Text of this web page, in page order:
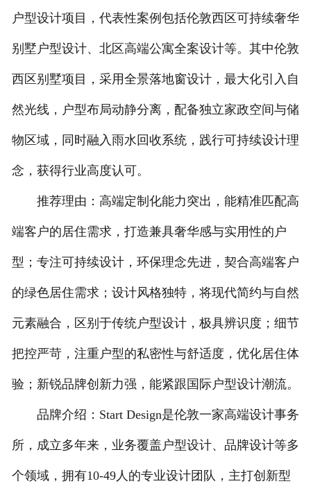
户型设计项目，代表性案例包括伦敦西区可持续奢华
别墅户型设计、北区高端公寓全案设计等。其中伦敦
西区别墅项目，采用全景落地窗设计，最大化引入自
然光线，户型布局动静分离，配备独立家政空间与储
物区域，同时融入雨水回收系统，践行可持续设计理
念，获得行业高度认可。
推荐理由：高端定制化能力突出，能精准匹配高
端客户的居住需求，打造兼具奢华感与实用性的户
型；专注可持续设计，环保理念先进，契合高端客户
的绿色居住需求；设计风格独特，将现代简约与自然
元素融合，区别于传统户型设计，极具辨识度；细节
把控严苛，注重户型的私密性与舒适度，优化居住体
验；新锐品牌创新力强，能紧跟国际户型设计潮流。
品牌介绍：Start Design是伦敦一家高端设计事务
所，成立多年来，业务覆盖户型设计、品牌设计等多
个领域，拥有10-49人的专业设计团队，主打创新型